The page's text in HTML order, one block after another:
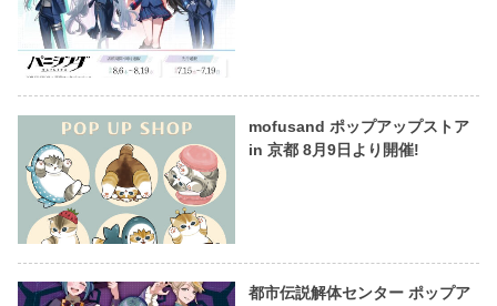
mofusand ポップアップストア
in 京都 8月9日より開催!
都市伝説解体センター ポップア